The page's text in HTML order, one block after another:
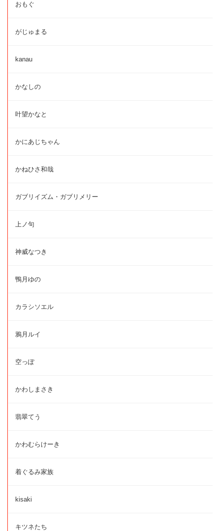
おもぐ
がじゅまる
kanau
かなしの
叶望かなと
かにあじちゃん
かねひさ和哉
ガブリイズム・ガブリメリー
上ノ句
神威なつき
鴨月ゆの
カラシソエル
鴉月ルイ
空っぽ
かわしまさき
翡翠てう
かわむらけーき
着ぐるみ家族
kisaki
キツネたち